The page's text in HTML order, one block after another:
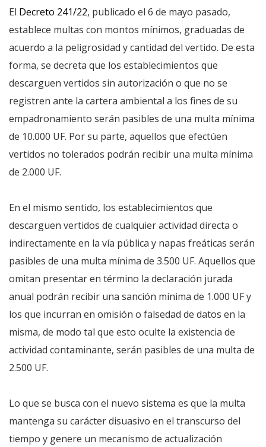
El Decreto 241/22, publicado el 6 de mayo pasado,
establece multas con montos mínimos, graduadas de
acuerdo a la peligrosidad y cantidad del vertido. De esta
forma, se decreta que los establecimientos que
descarguen vertidos sin autorización o que no se
registren ante la cartera ambiental a los fines de su
empadronamiento serán pasibles de una multa mínima
de 10.000 UF. Por su parte, aquellos que efectúen
vertidos no tolerados podrán recibir una multa mínima
de 2.000 UF.
En el mismo sentido, los establecimientos que
descarguen vertidos de cualquier actividad directa o
indirectamente en la vía pública y napas freáticas serán
pasibles de una multa mínima de 3.500 UF. Aquellos que
omitan presentar en término la declaración jurada
anual podrán recibir una sanción mínima de 1.000 UF y
los que incurran en omisión o falsedad de datos en la
misma, de modo tal que esto oculte la existencia de
actividad contaminante, serán pasibles de una multa de
2.500 UF.
Lo que se busca con el nuevo sistema es que la multa
mantenga su carácter disuasivo en el transcurso del
tiempo y genere un mecanismo de actualización